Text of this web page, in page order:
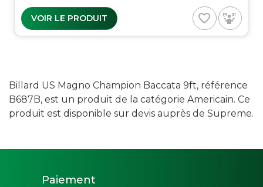
VOIR LE PRODUIT favorite_border
Billard US Magno Champion Baccata 9ft, référence
B687B, est un produit de la catégorie Americain. Ce
produit est disponible sur devis auprès de Supreme.
Paiement